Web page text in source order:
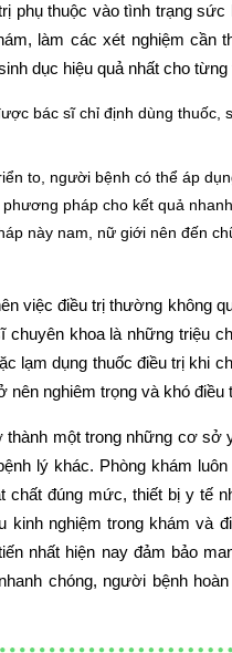
phụ thuộc vào tình trạng
làm các xét nghiệm cần
dục hiệu quả nhất cho
bác sĩ chỉ định dùng thuốc,
to, người bệnh có thể áp
pháp cho kết quả
này nam, nữ giới nên đến
việc điều trị thường không
khoa là những triệu
lạm dụng thuốc điều trị khi
nên nghiêm trọng và khó điều
thành một trong những cơ
lý khác. Phòng khám
đúng mức, thiết bị y tế
kinh nghiệm trong khám và
nhất hiện nay đảm bảo
chóng, người bệnh